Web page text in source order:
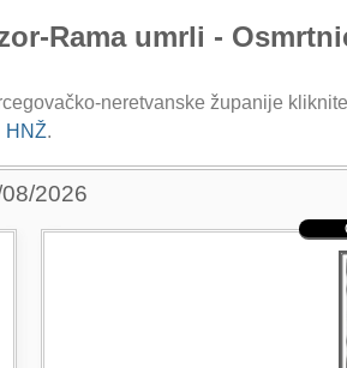
Rama umrli -
neretvanske županije
HNŽ.
2026